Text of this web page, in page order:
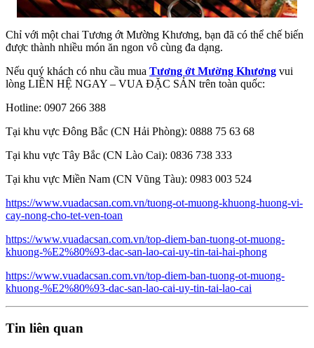
Chỉ với một chai Tương ớt Mường Khương, bạn đã có thể chế biến
được thành nhiều món ăn ngon vô cùng đa dạng.
Nếu quý khách có nhu cầu mua Tương ớt Mường Khương vui
lòng LIÊN HỆ NGAY – VUA ĐẶC SẢN trên toàn quốc:
Hotline: 0907 266 388
Tại khu vực Đông Bắc (CN Hải Phòng): 0888 75 63 68
Tại khu vực Tây Bắc (CN Lào Cai): 0836 738 333
Tại khu vực Miền Nam (CN Vũng Tàu): 0983 003 524
https://www.vuadacsan.com.vn/tuong-ot-muong-khuong-huong-vi-
cay-nong-cho-tet-ven-toan
https://www.vuadacsan.com.vn/top-diem-ban-tuong-ot-muong-
khuong-%E2%80%93-dac-san-lao-cai-uy-tin-tai-hai-phong
https://www.vuadacsan.com.vn/top-diem-ban-tuong-ot-muong-
khuong-%E2%80%93-dac-san-lao-cai-uy-tin-tai-lao-cai
Tin liên quan